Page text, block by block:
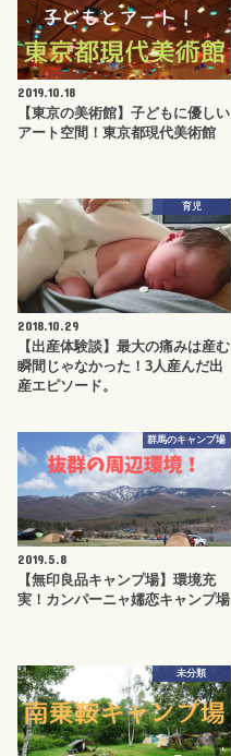
2019.10.18
【東京の美術館】子どもに優しい
アート空間！東京都現代美術館
育児
2018.10.29
【出産体験談】最大の痛みは産む
瞬間じゃなかった！3人産んだ出
産エピソード。
群馬のキャンプ場
2019.5.8
【無印良品キャンプ場】環境充
実！カンパーニャ嬬恋キャンプ場
未分類